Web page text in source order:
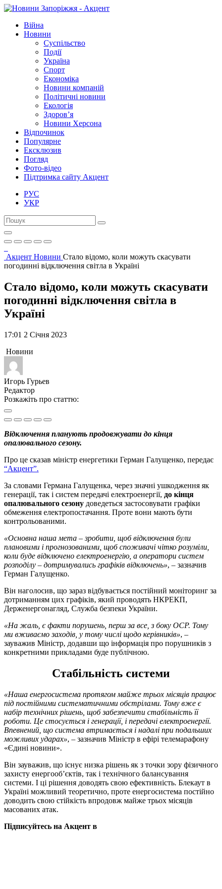
Війна
Новини
Суспільство
Події
Україна
Спорт
Економіка
Новини компаній
Політичні новини
Екологія
Здоров’я
Новини Херсона
Відпочинок
Популярне
Ексклюзив
Погляд
Фото-відео
Підтримка сайту Акцент
РУС
УКР
Акцент Новини Стало відомо, коли можуть скасувати
погодинні відключення світла в Україні
Стало відомо, коли можуть скасувати
погодинні відключення світла в
Україні
17:01 2 Січня 2023
Новини
Игорь Гурьев
Редактор
Розкажіть про статтю:
Відключення планують продовжувати до кінця
опалювального сезону.
Про це сказав міністр енергетики Герман Галущенко, передає
“Акцент”.
За словами Германа Галущенка, через значні ушкодження як
генерації, так і систем передачі електроенергії, до кінця
опалювального сезону доведеться застосовувати графіки
обмеження електропостачання. Проте вони мають бути
контрольованими.
«Основна наша мета – зробити, щоб відключення були
плановими і прогнозованими, щоб споживачі чітко розуміли,
коли буде відключено електроенергію, а оператори систем
розподілу – дотримувались графіків відключень», – зазначив
Герман Галущенко.
Він наголосив, що зараз відбувається постійний моніторинг за
дотриманням цих графіків, який проводять НКРЕКП,
Держенергонагляд, Служба безпеки України.
«На жаль, є факти порушень, перш за все, з боку ОСР. Тому
ми вживаємо заходів, у тому числі щодо керівників», –
зауважив Міністр, додавши що інформація про порушників з
конкретними прикладами буде публічною.
Стабільність системи
«Наша енергосистема протягом майже трьох місяців працює
під постійними систематичними обстрілами. Тому вже є
набір технічних рішень, щоб забезпечити стабільність її
роботи. Це стосується і генерації, і передачі електроенергії.
Впевнений, що система втримається і надалі при подальших
можливих ударах», – зазначив Міністр в ефірі телемарафону
«Єдині новини».
Він зауважив, що існує низка рішень як з точки зору фізичного
захисту енергооб’єктів, так і технічного балансування
системи. І ці рішення доводять свою ефективність. Блекаут в
Україні можливий теоретично, проте енергосистема постійно
доводить свою стійкість впродовж майже трьох місяців
масованих атак.
Підписуйтесь на Акцент в